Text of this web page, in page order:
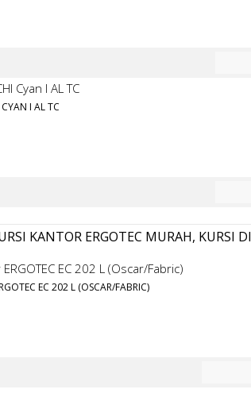
I AL TC
KANTOR ERGOTEC MURAH, KURSI
EC 202 L (OSCAR/FABRIC)